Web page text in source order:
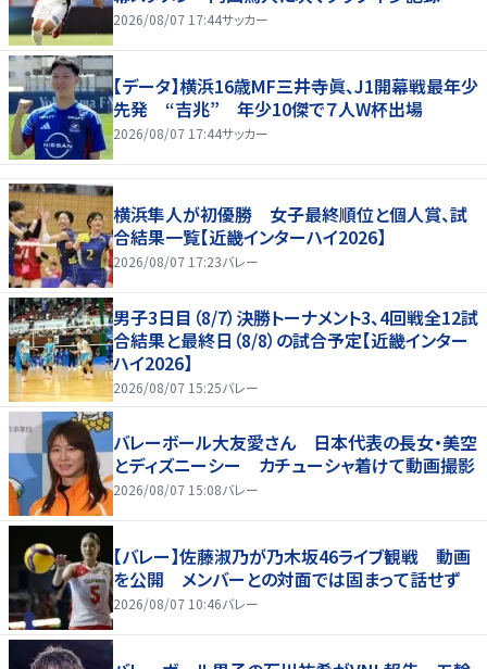
2026/08/07 17:44サッカー
【データ】横浜16歳MF三井寺眞、J1開幕戦最年少
先発 “吉兆” 年少10傑で７人W杯出場
2026/08/07 17:44サッカー
横浜隼人が初優勝 女子最終順位と個人賞、試
合結果一覧【近畿インターハイ2026】
2026/08/07 17:23バレー
男子3日目（8/7）決勝トーナメント3、4回戦全12試
合結果と最終日（8/8）の試合予定【近畿インター
ハイ2026】
2026/08/07 15:25バレー
バレーボール大友愛さん 日本代表の長女・美空
とディズニーシー カチューシャ着けて動画撮影
2026/08/07 15:08バレー
【バレー】佐藤淑乃が乃木坂46ライブ観戦 動画
を公開 メンバーとの対面では固まって話せず
2026/08/07 10:46バレー